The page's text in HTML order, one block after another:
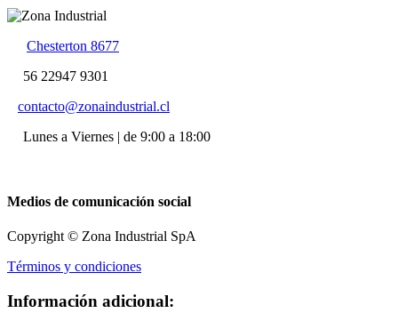
Chesterton 8677
56 22947 9301
contacto@zonaindustrial.cl
Lunes a Viernes | de 9:00 a 18:00
Medios de comunicación social
Copyright © Zona Industrial SpA
Términos y condiciones
Información adicional: